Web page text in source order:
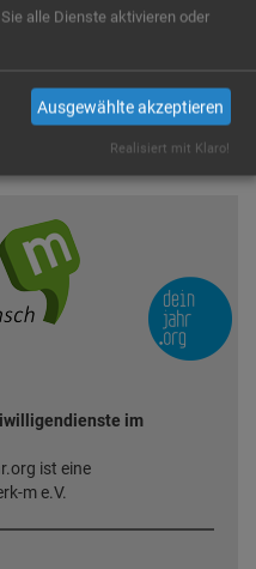
im
ist eine
m e.V.
alle Dienste aktivieren oder
Ausgewählte akzeptieren
Realisiert mit Klaro!